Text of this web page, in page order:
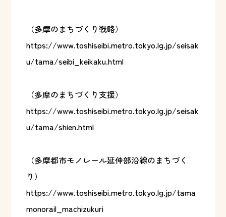
（多摩のまちづくり戦略）
https://www.toshiseibi.metro.tokyo.lg.jp/seisak
u/tama/seibi_keikaku.html
（多摩のまちづくり支援）
https://www.toshiseibi.metro.tokyo.lg.jp/seisak
u/tama/shien.html
（多摩都市モノレール延伸部沿線のまちづく
り）
https://www.toshiseibi.metro.tokyo.lg.jp/tama
monorail_machizukuri